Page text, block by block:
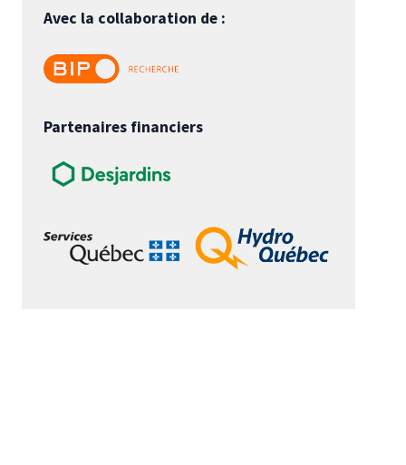
Avec la collaboration de :
Partenaires financiers